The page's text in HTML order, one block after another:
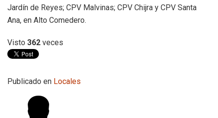
Jardín de Reyes; CPV Malvinas; CPV Chijra y CPV Santa
Ana, en Alto Comedero.
Visto 362 veces
Publicado en Locales